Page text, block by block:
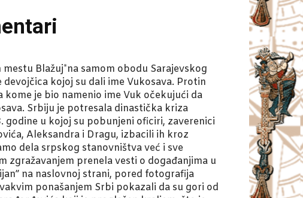
Blažuj*na samom obodu Sarajevskog
kojoj su dali ime Vukosava. Protin
je bio namenio ime Vuk očekujući da
Srbiju je potresala dinastička kriza
u kojoj su pobunjeni oficiri, zaverenici
Aleksandra i Dragu, izbacili ih kroz
dela srpskog stanovništva već i sve
zgražavanjem prenela vesti o događanjima u
na naslovnoj strani, pored fotografija
ponašanjem Srbi pokazali da su gori od